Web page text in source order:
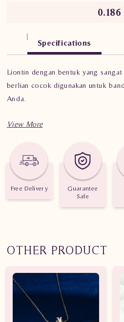
0.186
Specifications
Liontin dengan bentuk yang
berlian cocok digunakan untuk
Anda.
Berat: 2.74 gram
Jumlah berlian: 32 buah
Free Delivery
Guarantee
Safe
OTHER PRODUCT